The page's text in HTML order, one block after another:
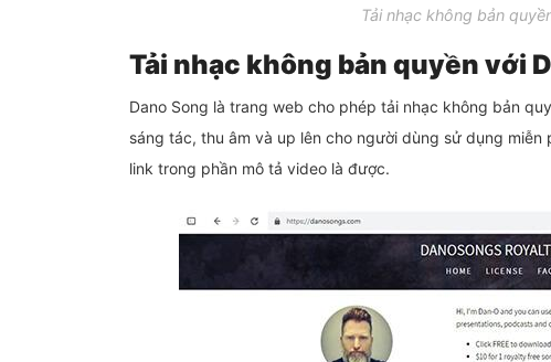
Tải nhạc không bản
Tải nhạc không bản quyền với
Dano Song là trang web cho phép tải nhạc không bản
sáng tác, thu âm và up lên cho người dùng sử dụng
link trong phần mô tả video là được.